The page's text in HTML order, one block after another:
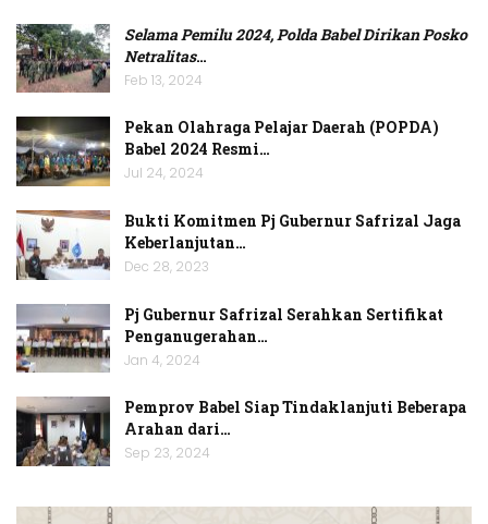
Selama Pemilu 2024, Polda Babel Dirikan Posko
Netralitas…
Feb 13, 2024
Pekan Olahraga Pelajar Daerah (POPDA)
Babel 2024 Resmi…
Jul 24, 2024
Bukti Komitmen Pj Gubernur Safrizal Jaga
Keberlanjutan…
Dec 28, 2023
Pj Gubernur Safrizal Serahkan Sertifikat
Penganugerahan…
Jan 4, 2024
Pemprov Babel Siap Tindaklanjuti Beberapa
Arahan dari…
Sep 23, 2024